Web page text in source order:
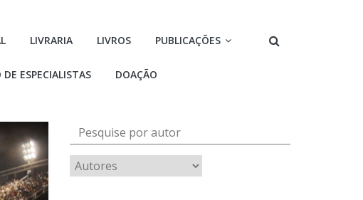
LIVRARIA LIVROS PUBLICAÇÕES
ESPECIALISTAS DOAÇÃO
Pesquise por autor